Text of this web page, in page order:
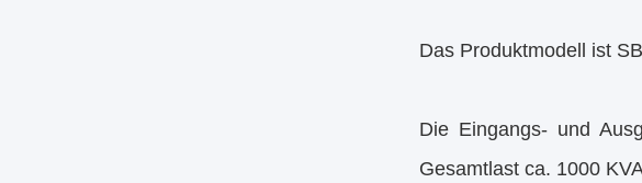
Das Produktmodell ist
Die Eingangs- und
Gesamtlast ca. 1000